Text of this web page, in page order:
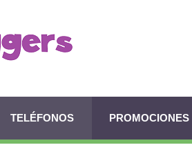
TELÉFONOS PROMOCIONES